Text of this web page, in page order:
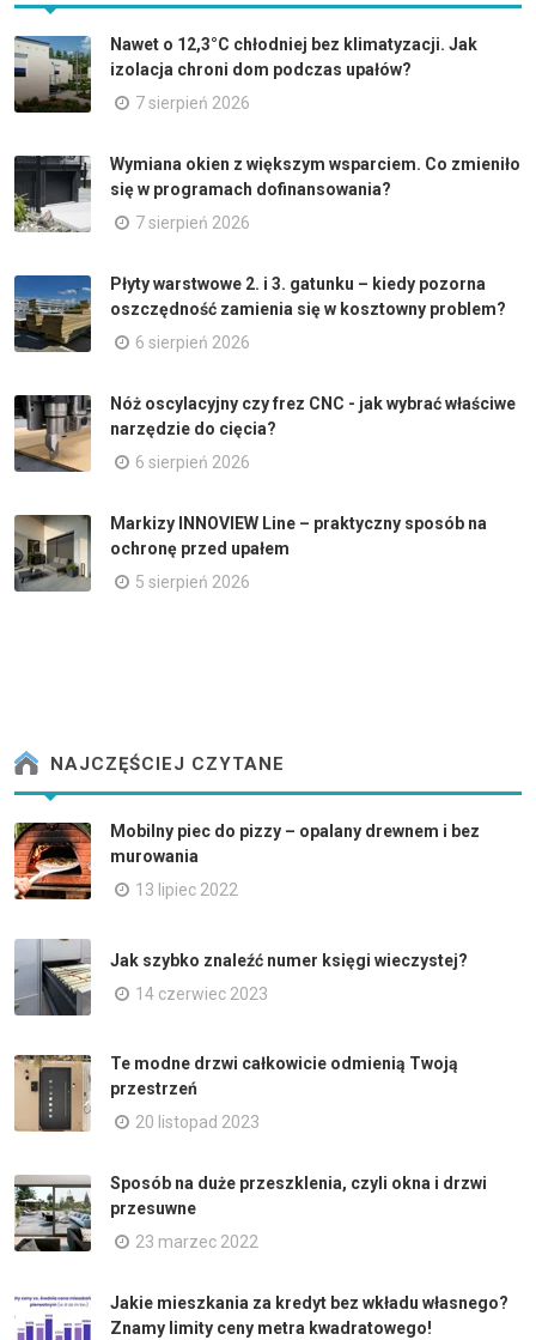
Nawet o 12,3°C chłodniej bez klimatyzacji. Jak
izolacja chroni dom podczas upałów?
7 sierpień 2026
Wymiana okien z większym wsparciem. Co zmieniło
się w programach dofinansowania?
7 sierpień 2026
Płyty warstwowe 2. i 3. gatunku – kiedy pozorna
oszczędność zamienia się w kosztowny problem?
6 sierpień 2026
Nóż oscylacyjny czy frez CNC - jak wybrać właściwe
narzędzie do cięcia?
6 sierpień 2026
Markizy INNOVIEW Line – praktyczny sposób na
ochronę przed upałem
5 sierpień 2026
NAJCZĘŚCIEJ CZYTANE
Mobilny piec do pizzy – opalany drewnem i bez
murowania
13 lipiec 2022
Jak szybko znaleźć numer księgi wieczystej?
14 czerwiec 2023
Te modne drzwi całkowicie odmienią Twoją
przestrzeń
20 listopad 2023
Sposób na duże przeszklenia, czyli okna i drzwi
przesuwne
23 marzec 2022
Jakie mieszkania za kredyt bez wkładu własnego?
Znamy limity ceny metra kwadratowego!